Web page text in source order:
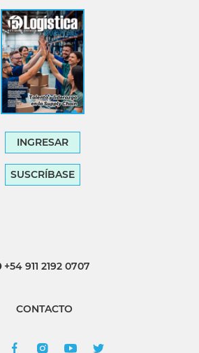
INGRESAR
SUSCRÍBASE
+54 911 2192 0707
CONTACTO